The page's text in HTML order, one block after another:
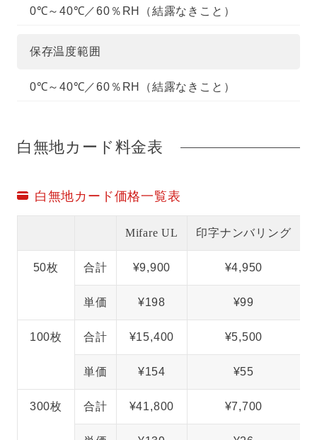
0℃～40℃／60％RH（結露なきこと）
保存温度範囲
0℃～40℃／60％RH（結露なきこと）
白無地カード料金表
白無地カード価格一覧表
Mifare UL 印字ナンバリング
50枚 合計 ¥9,900 ¥4,950
単価 ¥198 ¥99
100枚 合計 ¥15,400 ¥5,500
単価 ¥154 ¥55
300枚 合計 ¥41,800 ¥7,700